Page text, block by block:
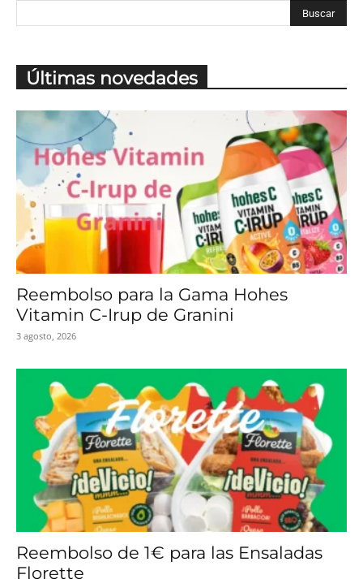
Últimas novedades
Reembolso para la Gama Hohes
Vitamin C-Irup de Granini
3 agosto, 2026
Reembolso de 1€ para las Ensaladas
Florette